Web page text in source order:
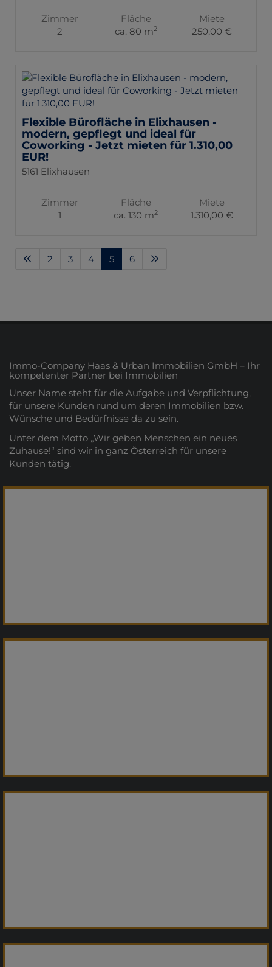
Zimmer
2
Fläche
ca. 80 m2
Miete
250,00 €
Flexible Bürofläche in Elixhausen -
modern, gepflegt und ideal für
Coworking - Jetzt mieten für 1.310,00
EUR!
5161 Elixhausen
Zimmer
1
Fläche
ca. 130 m2
Miete
1.310,00 €
2 3 4 5 6
Immo-Company Haas & Urban Immobilien GmbH – Ihr
kompetenter Partner bei Immobilien
Unser Name steht für die Aufgabe und Verpflichtung,
für unsere Kunden rund um deren Immobilien bzw.
Wünsche und Bedürfnisse da zu sein.
Unter dem Motto „Wir geben Menschen ein neues
Zuhause!“ sind wir in ganz Österreich für unsere
Kunden tätig.